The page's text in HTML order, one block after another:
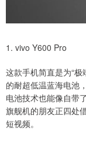
1. vivo Y600 Pro
这款手机简直是为“
的耐超低温蓝海电池
电池技术也能像自带
旗舰机的朋友正四处
短视频。